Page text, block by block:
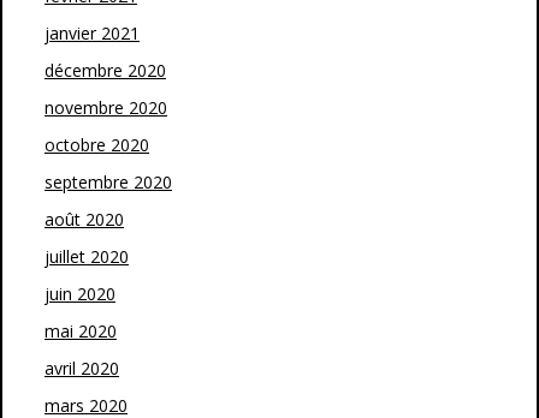
janvier 2021
décembre 2020
novembre 2020
octobre 2020
septembre 2020
août 2020
juillet 2020
juin 2020
mai 2020
avril 2020
mars 2020